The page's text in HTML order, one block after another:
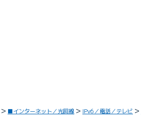
■インターネット／光回線 IPv6／電話／テレビ